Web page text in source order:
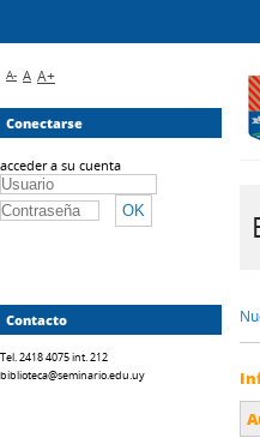
A- A A+
Conectarse
acceder a su cuenta
Contacto
Tel. 2418 4075 int. 212
biblioteca@seminario.edu.uy